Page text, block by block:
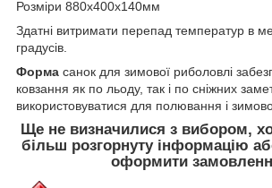
Розміри 880х400х140мм
Здатні витримати перепад температур в
градусів.
Форма санок для зимової риболовлі
ковзання як по льоду, так і по сніжних
використовуватися для полювання і
Ще не визначилися з вибором,
більш розгорнуту інформацію
оформити